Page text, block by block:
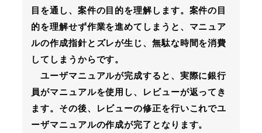
目を通し、案件の目的を理解します。案件の目
的を理解せず作業を進めてしまうと、マニュア
ルの作成指針とズレが生じ、無駄な時間を消費
してしまうからです。
ユーザマニュアルが完成すると、実際に銀行
員がマニュアルを使用し、レビューが返ってき
ます。その後、レビューの修正を行いこれでユ
ーザマニュアルの作成が完了となります。